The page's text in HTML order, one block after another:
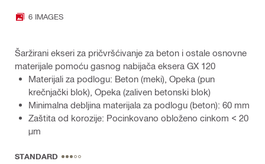
6 IMAGES
Šaržirani ekseri za pričvršćivanje za beton i ostale osnovne
materijale pomoću gasnog nabijača eksera GX 120
Materijali za podlogu: Beton (meki), Opeka (pun
krečnjački blok), Opeka (zaliven betonski blok)
Minimalna debljina materijala za podlogu (beton): 60 mm
Zaštita od korozije: Pocinkovano obloženo cinkom < 20
μm
STANDARD